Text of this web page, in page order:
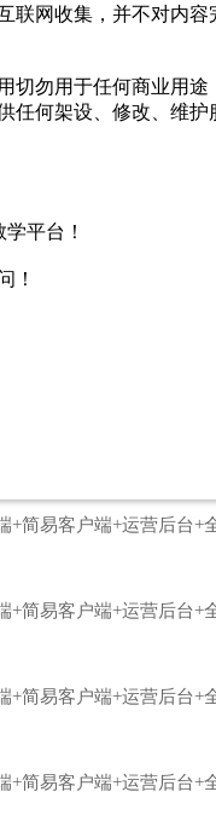
+简易客户端+运营后台
玩镜像端
工具+详细搭
联网收集，并不对内容
切勿用于任何商业用途
任何架设、修改、维护
平台！
！